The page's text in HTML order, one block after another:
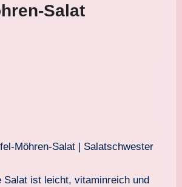
Salat
Möhren-Salat | Salatschwester
Salat ist leicht, vitaminreich und